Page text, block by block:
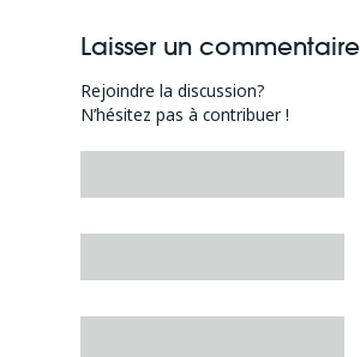
Laisser un commentaire
Rejoindre la discussion?
N’hésitez pas à contribuer !